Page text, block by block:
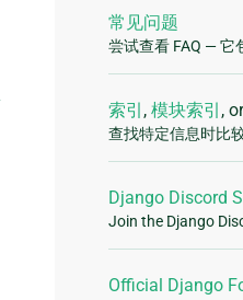
常见问题
尝试查看 FAQ — 它
索引 ,模块索引 ,
查找特定信息时比
Django Discord
Join the Django
Official Django